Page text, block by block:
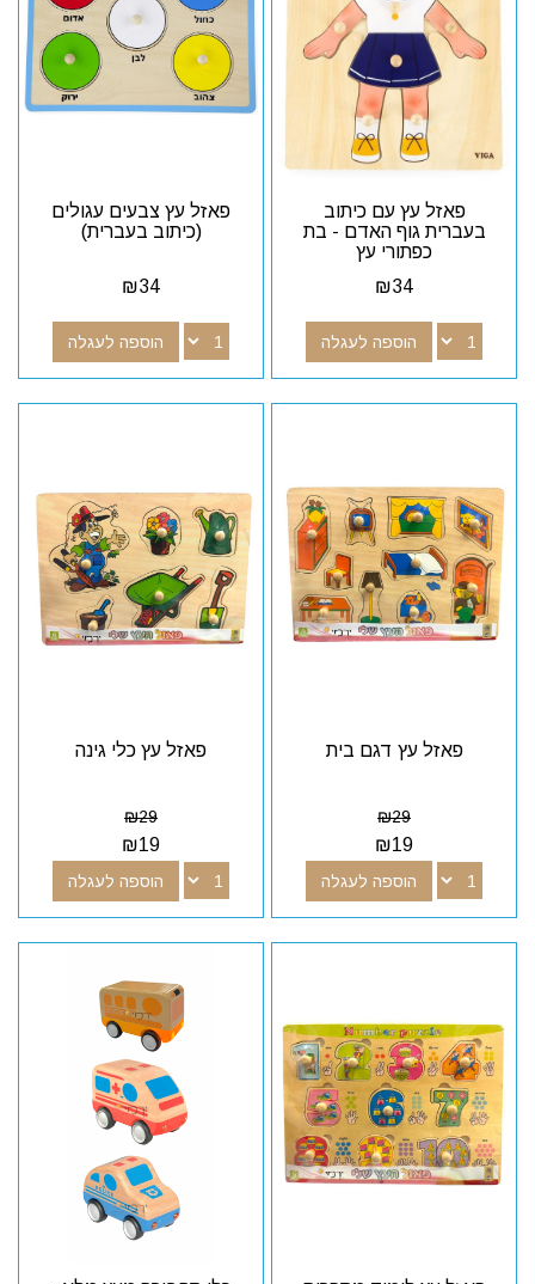
פאזל עץ עם כיתוב
בעברית גוף האדם - בת
כפתורי עץ
₪34
הוספה לעגלה
פאזל עץ צבעים עגולים
(כיתוב בעברית)
₪34
הוספה לעגלה
פאזל עץ דגם בית
₪29
₪19
הוספה לעגלה
פאזל עץ כלי גינה
₪29
₪19
הוספה לעגלה